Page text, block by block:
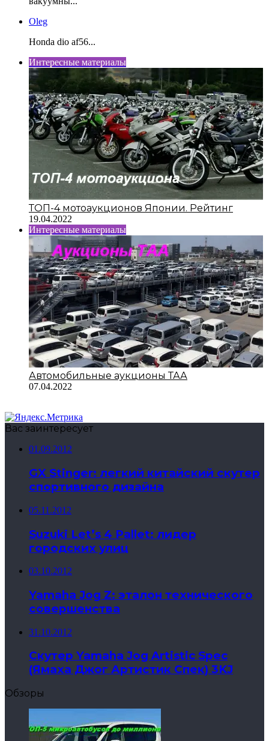
Oleg
Honda dio af56...
Интересные материалы
ТОП-4 мотоаукционов Японии. Рейтинг
19.04.2022
Интересные материалы
Автомобильные аукционы ТАА
07.04.2022
Вас заинтересует
01.09.2012
GX Stinger: легкий китайский скутер
спортивного дизайна
05.11.2012
Suzuki Let’s 4 Pallet: лидер
городских улиц
03.10.2012
Yamaha Jog Z: эталон технического
совершенства
31.10.2012
Скутер Yamaha Jog Artistic Spec
(Ямаха Джог Артистик Спек) 3KJ
Обзоры